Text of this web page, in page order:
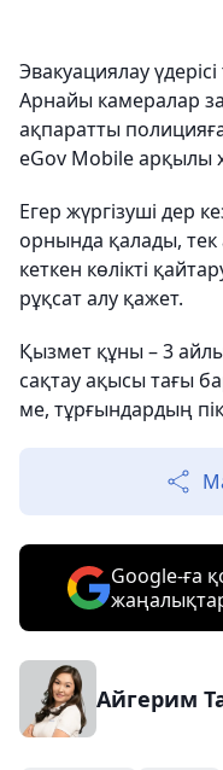
Эвакуациялау
Арнайы камералар
ақпаратты
eGov Mobile арқылы
Егер жүргізуші дер
орнында қалады,
кеткен көлікті
рұқсат алу қажет.
Қызмет құны – 3
сақтау ақысы тағы
ме, тұрғындардың
Google-ға
Айгерим